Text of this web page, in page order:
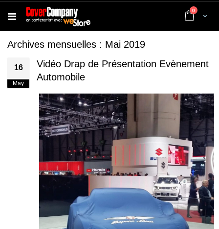
Cart
0 articles
Archives mensuelles : Mai 2019
16
May
Vidéo Drap de Présentation Evènement
Automobile